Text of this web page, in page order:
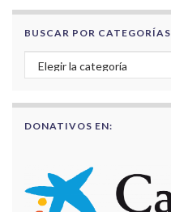
BUSCAR POR CATEGORÍAS
Buscar por categorías
DONATIVOS EN: